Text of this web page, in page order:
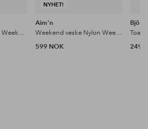
Weekend veske Hilo Weekend Bag W3
NYHET!
Aim'n
Weekend veske Nylon Weekend Bag
599 NOK
Björn
249